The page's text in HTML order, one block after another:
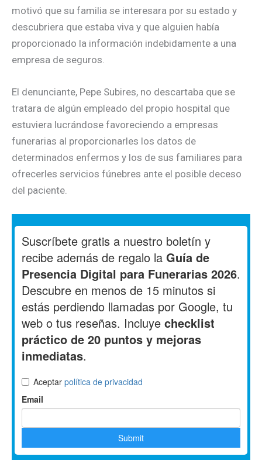
motivó que su familia se interesara por su estado y
descubriera que estaba viva y que alguien había
proporcionado la información indebidamente a una
empresa de seguros.
El denunciante, Pepe Subires, no descartaba que se
tratara de algún empleado del propio hospital que
estuviera lucrándose favoreciendo a empresas
funerarias al proporcionarles los datos de
determinados enfermos y los de sus familiares para
ofrecerles servicios fúnebres ante el posible deceso
del paciente.